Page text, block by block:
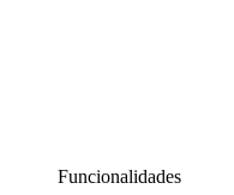
Funcionalidades